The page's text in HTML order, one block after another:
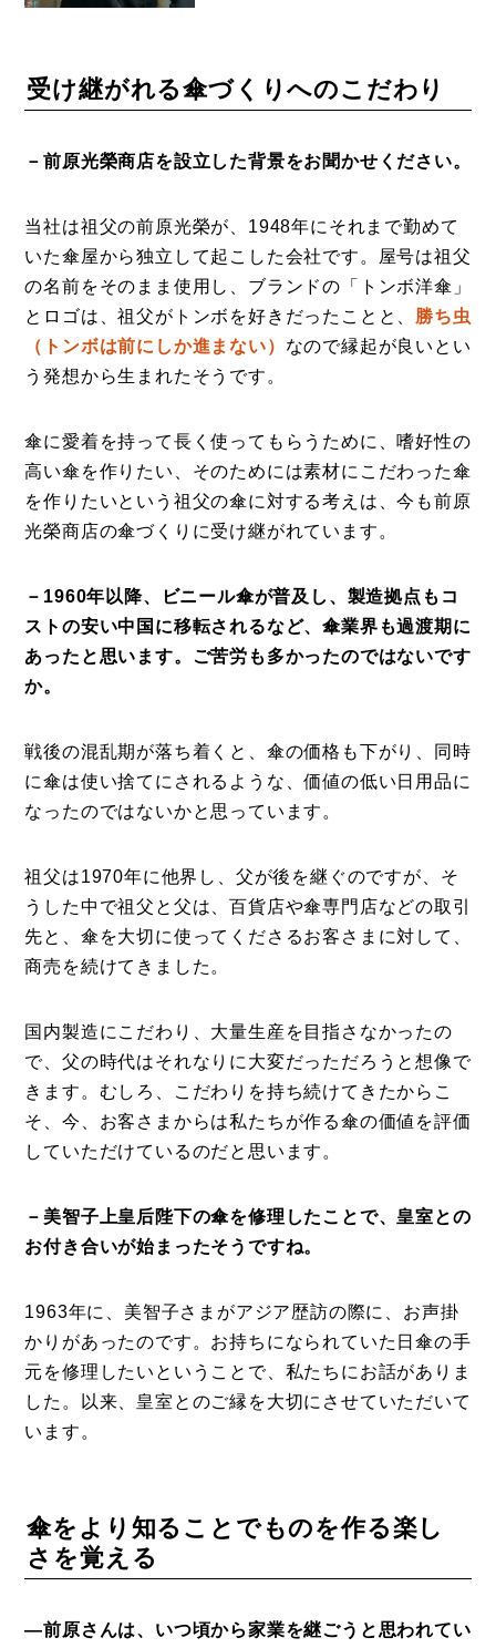
特集
事例
Photos
運営会社
お問い合わせ
受け継がれる傘づくりへのこだわり
－前原光榮商店を設立した背景をお聞かせください。
当社は祖父の前原光榮が、1948年にそれまで勤めて
いた傘屋から独立して起こした会社です。屋号は祖父
の名前をそのまま使用し、ブランドの「トンボ洋傘」
とロゴは、祖父がトンボを好きだったことと、 勝ち虫
（トンボは前にしか進まない） なので縁起が良いとい
う発想から生まれたそうです。
傘に愛着を持って長く使ってもらうために、嗜好性の
高い傘を作りたい、そのためには素材にこだわった傘
を作りたいという祖父の傘に対する考えは、今も前原
光榮商店の傘づくりに受け継がれています。
－1960年以降、ビニール傘が普及し、製造拠点もコ
ストの安い中国に移転されるなど、傘業界も過渡期に
あったと思います。ご苦労も多かったのではないです
か。
戦後の混乱期が落ち着くと、傘の価格も下がり、同時
に傘は使い捨てにされるような、価値の低い日用品に
なったのではないかと思っています。
祖父は1970年に他界し、父が後を継ぐのですが、そ
うした中で祖父と父は、百貨店や傘専門店などの取引
先と、傘を大切に使ってくださるお客さまに対して、
商売を続けてきました。
国内製造にこだわり、大量生産を目指さなかったの
で、父の時代はそれなりに大変だっただろうと想像で
きます。むしろ、こだわりを持ち続けてきたからこ
そ、今、お客さまからは私たちが作る傘の価値を評価
していただけているのだと思います。
－美智子上皇后陛下の傘を修理したことで、皇室との
お付き合いが始まったそうですね。
1963年に、美智子さまがアジア歴訪の際に、お声掛
かりがあったのです。お持ちになられていた日傘の手
元を修理したいということで、私たちにお話がありま
した。以来、皇室とのご縁を大切にさせていただいて
います。
傘をより知ることでものを作る楽し
さを覚える
―前原さんは、いつ頃から家業を継ごうと思われてい